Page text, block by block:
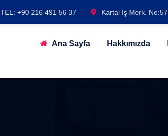
TEL: +90 216 491 56 37 Kartal İş Merk.
Ana Sayfa Hakkımızda